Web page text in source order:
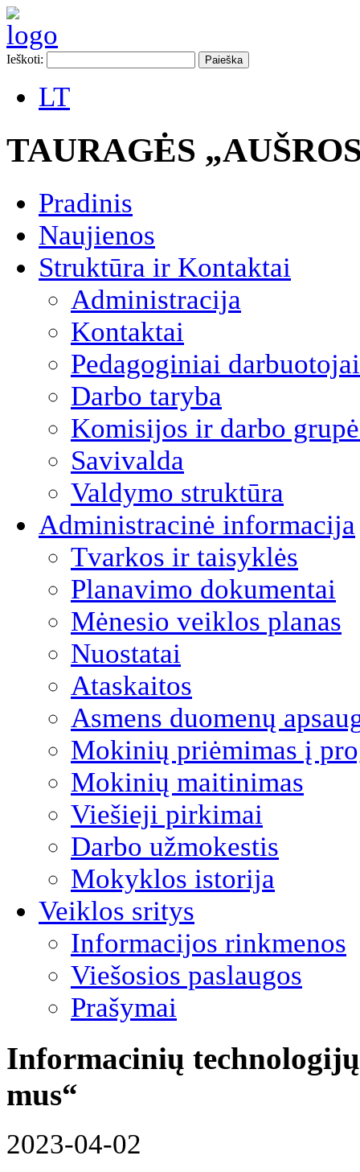
Ieškoti:
LT
TAURAGĖS
Pradinis
Naujienos
Struktūra ir Kontaktai
Administracija
Kontaktai
Pedagoginiai darbuotojai
Darbo taryba
Komisijos ir darbo
Savivalda
Valdymo struktūra
Administracinė informacija
Tvarkos ir taisyklės
Planavimo dokumentai
Mėnesio veiklos planas
Nuostatai
Ataskaitos
Asmens duomenų
Mokinių priėmimas į
Mokinių maitinimas
Viešieji pirkimai
Darbo užmokestis
Mokyklos istorija
Veiklos sritys
Informacijos rinkmenos
Viešosios paslaugos
Prašymai
Informacinių
mus“
2023-04-02